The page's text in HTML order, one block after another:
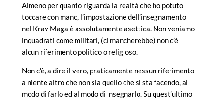
Almeno per quanto riguarda la realtà che ho potuto
toccare con mano, l’impostazione dell’insegnamento
nel Krav Maga è assolutamente asettica. Non veniamo
inquadrati come militari, (ci mancherebbe) non c’è
alcun riferimento politico o religioso.
Non c’è, a dire il vero, praticamente nessun riferimento
a niente altro che non sia quello che si sta facendo, al
modo di farlo ed al modo di insegnarlo. Su quest’ultimo